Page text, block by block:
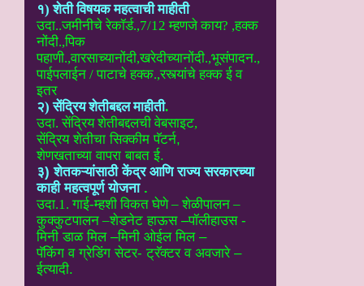
१) शेती विषयक महत्वाची माहीती
उदा..जमीनीचे रेकॉर्ड.,7/12 म्हणजे काय? ,हक्क
नोंदी.,पिक
पहाणी.,वारसाच्यानोंदी,खरेदीच्यानोंदी.,भूसंपादन.,
पाईपलाईन / पाटाचे हक्क.,रस्त्यांचे हक्क ईव
इतर
२) सेंद्रिय शेतीबद्दल माहीती.
उदा. सेंद्रिय शेतीबद्दलची वेबसाइट,
सेंद्रिय शेतीचा सिक्कीम पॅटर्न,
शेणखताच्या वापरा बाबत ई.
३) शेतकऱ्यांसाठी केंद्र आणि राज्य सरकारच्या
काही महत्वपूर्ण योजना.
उदा.1. गाई-म्हशी विकत घेणे – शेळीपालन –
कुक्कुटपालन –शेडनेट हाऊस –पॉलीहाउस -
मिनी डाळ मिल –मिनी ओईल मिल –
पॅकिंग व ग्रेडिंग सेटर- ट्रॅक्टर व अवजारे –
ईत्यादी.